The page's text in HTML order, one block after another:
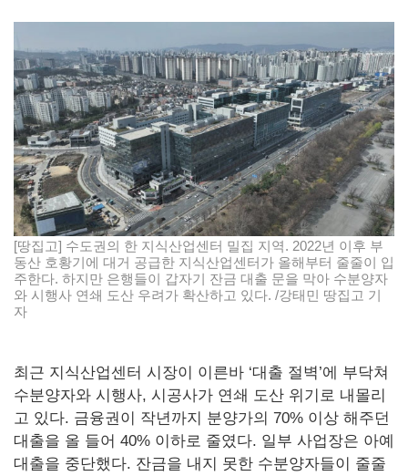
[땅집고] 수도권의 한 지식산업센터 밀집 지역. 2022년 이후 부
동산 호황기에 대거 공급한 지식산업센터가 올해부터 줄줄이 입
주한다. 하지만 은행들이 갑자기 잔금 대출 문을 막아 수분양자
와 시행사 연쇄 도산 우려가 확산하고 있다. /강태민 땅집고 기
자
최근 지식산업센터 시장이 이른바 ‘대출 절벽’에 부닥쳐
수분양자와 시행사, 시공사가 연쇄 도산 위기로 내몰리
고 있다. 금융권이 작년까지 분양가의 70% 이상 해주던
대출을 올 들어 40% 이하로 줄였다. 일부 사업장은 아예
대출을 중단했다. 잔금을 내지 못한 수분양자들이 줄줄